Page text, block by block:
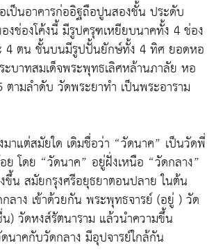
ป็นอาคารก่ออิฐถือปูนสองชั้น ประดับ
งช่องโค้งนี้ มีรูปครุฑเหยียบนาคทั้ง 4 ช่อง
4 ตน ชั้นบนมีรูปปั้นยักษ์ทั้ง 4 ทิศ ยอดหอ
บาทสมเด็จพระพุทธเลิศหล้านภาลัย หอ
ามลำดับ วัดพระยาทำ เป็นพระอาราม
าแต่สมัยใด เดิมชื่อว่า “วัดนาค” เป็นวัดพี่
โดย “วัดนาค” อยู่ฝั่งเหนือ “วัดกลาง”
น สมัยกรุงศรีอยุธยาตอนปลาย ในต้น
ลาง เข้าด้วยกัน พระพุทธจารย์ (อยู่ ) วัด
) วัดหงส์รัตนาราม แล้วนำความขึ้น
นาคกับวัดกลาง มีอุปจารย์ใกล้กัน